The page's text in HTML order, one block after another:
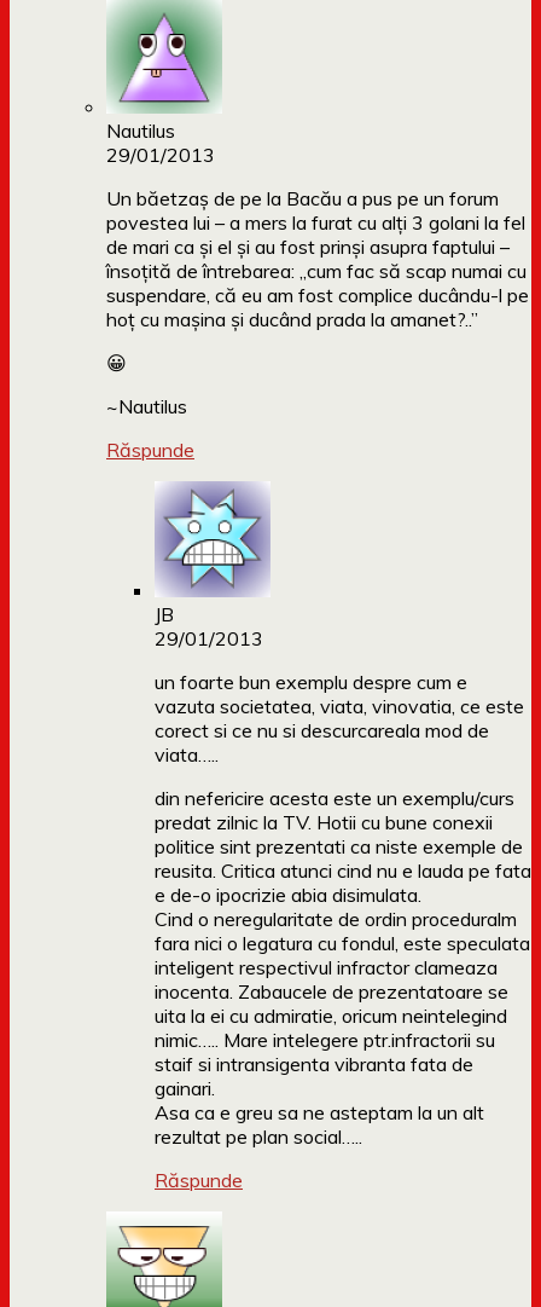
Nautilus
29/01/2013
Un băetzaş de pe la Bacău a pus pe un forum
povestea lui – a mers la furat cu alţi 3 golani la fel
de mari ca şi el şi au fost prinşi asupra faptului –
însoţită de întrebarea: „cum fac să scap numai cu
suspendare, că eu am fost complice ducându-l pe
hoţ cu maşina şi ducând prada la amanet?..”
😀
~Nautilus
Răspunde
JB
29/01/2013
un foarte bun exemplu despre cum e
vazuta societatea, viata, vinovatia, ce este
corect si ce nu si descurcareala mod de
viata…..
din nefericire acesta este un exemplu/curs
predat zilnic la TV. Hotii cu bune conexii
politice sint prezentati ca niste exemple de
reusita. Critica atunci cind nu e lauda pe fata
e de-o ipocrizie abia disimulata.
Cind o neregularitate de ordin proceduralm
fara nici o legatura cu fondul, este speculata
inteligent respectivul infractor clameaza
inocenta. Zabaucele de prezentatoare se
uita la ei cu admiratie, oricum neintelegind
nimic….. Mare intelegere ptr.infractorii su
staif si intransigenta vibranta fata de
gainari.
Asa ca e greu sa ne asteptam la un alt
rezultat pe plan social…..
Răspunde